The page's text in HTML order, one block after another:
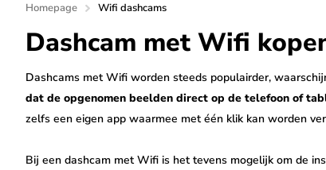
Homepage Wifi dashcams
Dashcam met Wifi
Dashcams met Wifi worden steeds populairder,
dat de opgenomen beelden direct op de telefoon of
zelfs een eigen app waarmee met één klik kan worden
Bij een dashcam met Wifi is het tevens mogelijk om de